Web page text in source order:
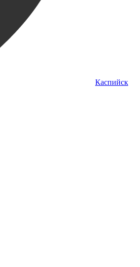
Каспийск